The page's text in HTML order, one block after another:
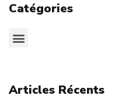
Catégories
Articles Récents